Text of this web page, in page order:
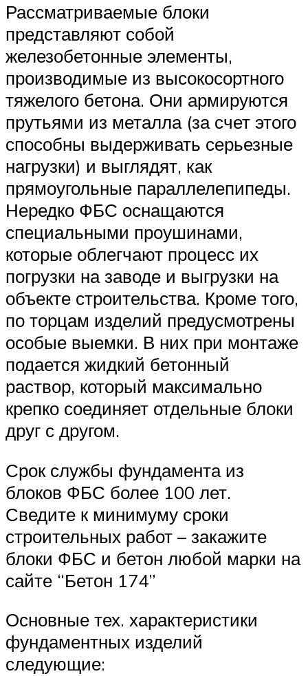
Рассматриваемые блоки
представляют собой
железобетонные элементы,
производимые из высокосортного
тяжелого бетона. Они армируются
прутьями из металла (за счет этого
способны выдерживать серьезные
нагрузки) и выглядят, как
прямоугольные параллелепипеды.
Нередко ФБС оснащаются
специальными проушинами,
которые облегчают процесс их
погрузки на заводе и выгрузки на
объекте строительства. Кроме того,
по торцам изделий предусмотрены
особые выемки. В них при монтаже
подается жидкий бетонный
раствор, который максимально
крепко соединяет отдельные блоки
друг с другом.
Срок службы фундамента из
блоков ФБС более 100 лет.
Сведите к минимуму сроки
строительных работ – закажите
блоки ФБС и бетон любой марки на
сайте “Бетон 174”
Основные тех. характеристики
фундаментных изделий
следующие: